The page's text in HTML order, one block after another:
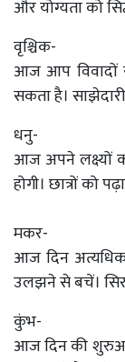
और योग्यता को
वृश्चिक-
आज आप विवादों
सकता है।
धनु-
आज अपने लक्ष्यों
होगी। छात्रों को
मकर-
आज दिन अत्यधिक
उलझने से बचें।
कुंभ-
आज दिन की